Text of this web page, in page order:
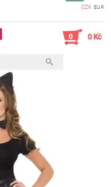
CZK EUR
0 0 Kč